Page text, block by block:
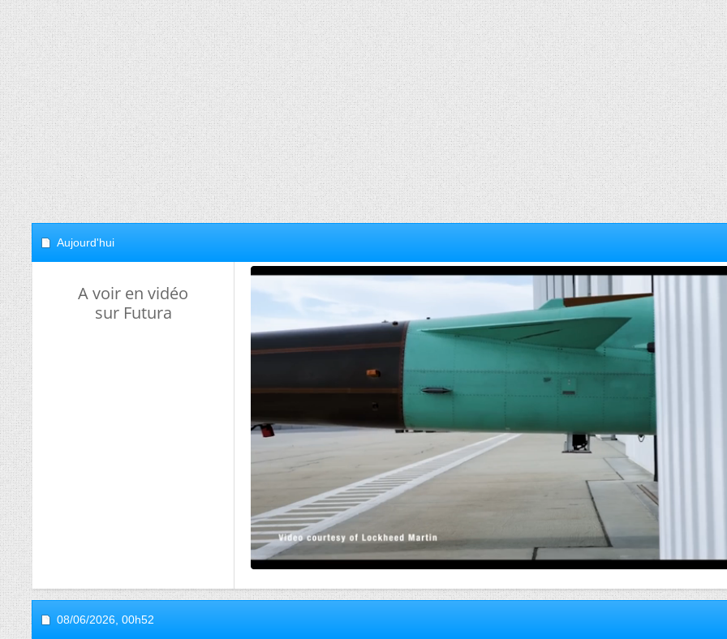
Aujourd'hui
A voir en vidéo
sur Futura
08/06/2026, 00h52